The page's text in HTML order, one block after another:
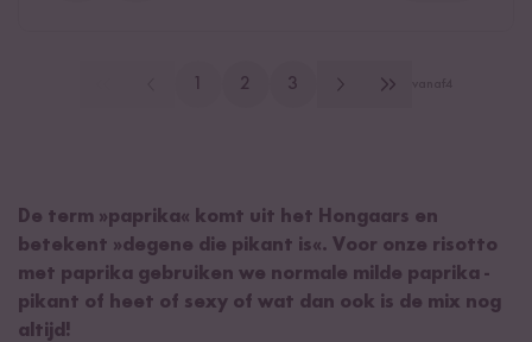
2 3
De term »paprika« komt uit het Hongaars en
betekent »degene die pikant is«. Voor onze risotto
met paprika gebruiken we normale milde paprika -
pikant of heet of sexy of wat dan ook is de mix nog
altijd!